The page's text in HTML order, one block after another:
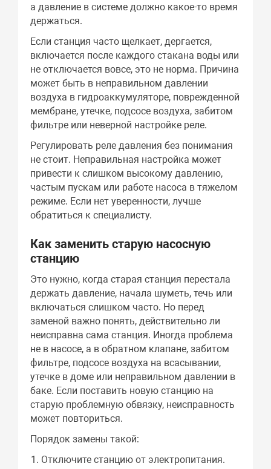
а давление в системе должно какое-то время
держаться.
Если станция часто щелкает, дергается,
включается после каждого стакана воды или
не отключается вовсе, это не норма. Причина
может быть в неправильном давлении
воздуха в гидроаккумуляторе, поврежденной
мембране, утечке, подсосе воздуха, забитом
фильтре или неверной настройке реле.
Регулировать реле давления без понимания
не стоит. Неправильная настройка может
привести к слишком высокому давлению,
частым пускам или работе насоса в тяжелом
режиме. Если нет уверенности, лучше
обратиться к специалисту.
Как заменить старую насосную
станцию
Это нужно, когда старая станция перестала
держать давление, начала шуметь, течь или
включаться слишком часто. Но перед
заменой важно понять, действительно ли
неисправна сама станция. Иногда проблема
не в насосе, а в обратном клапане, забитом
фильтре, подсосе воздуха на всасывании,
утечке в доме или неправильном давлении в
баке. Если поставить новую станцию на
старую проблемную обвязку, неисправность
может повториться.
Порядок замены такой:
Отключите станцию от электропитания.